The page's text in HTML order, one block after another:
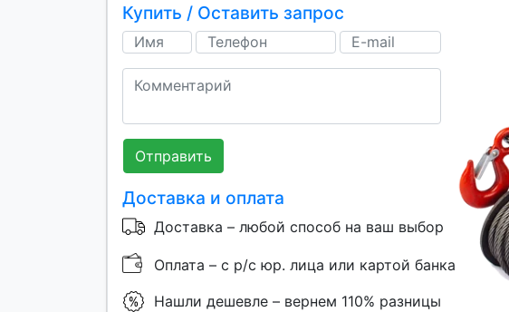
Купить / Оставить запрос
Отправить
Доставка и оплата
Доставка – любой способ на ваш выбор
Оплата – с р/с юр. лица или картой банка
Нашли дешевле – вернем 110% разницы